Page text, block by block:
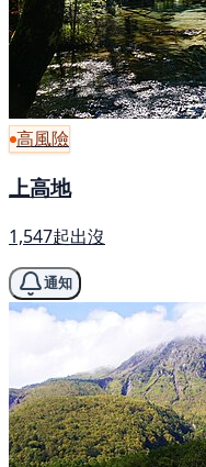
高風險
上高地
1,547起出沒
通知